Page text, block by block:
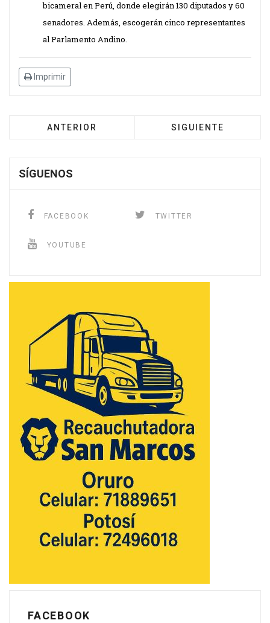
bicameral en Perú, donde elegirán 130 diputados y 60
senadores. Además, escogerán cinco representantes
al Parlamento Andino.
Imprimir
ANTERIOR SIGUIENTE
SÍGUENOS
FACEBOOK TWITTER
YOUTUBE
FACEBOOK